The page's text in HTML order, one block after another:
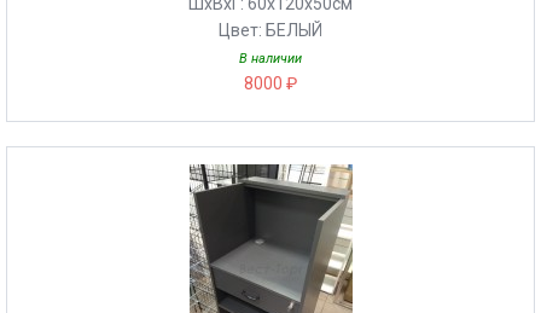
Цвет: БЕЛЫЙ
В наличии
8000 ₽